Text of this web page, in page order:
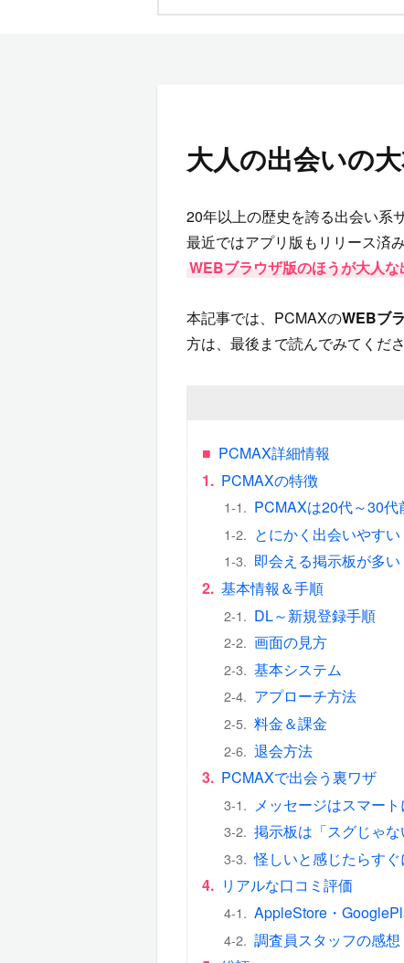
大人の出会いの大
20年以上の歴史を誇る出会い系
最近ではアプリ版もリリース済
WEBブラウザ版のほうが大人
本記事では、PCMAXのWEBブ
方は、最後まで読んでみてくださ
■ PCMAX詳細情報
1. PCMAXの特徴
1-1. PCMAXは20代～30代
1-2. とにかく出会いやすい
1-3. 即会える掲示板が多い
2. 基本情報＆手順
2-1. DL～新規登録手順
2-2. 画面の見方
2-3. 基本システム
2-4. アプローチ方法
2-5. 料金＆課金
2-6. 退会方法
3. PCMAXで出会う裏ワザ
3-1. メッセージはスマート
3-2. 掲示板は「スグじゃ
3-3. 怪しいと感じたらす
4. リアルな口コミ評価
4-1. AppleStore・
4-2. 調査員スタッフの感想